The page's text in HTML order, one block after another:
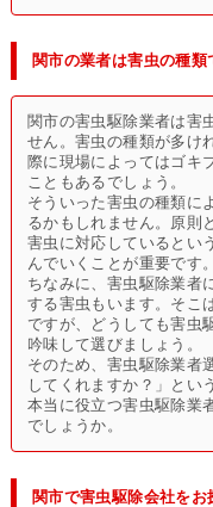
関市の業者は害虫の種類
関市の害虫駆除業者は害
せん。害虫の種類が多け
際に現場によってはゴキ
こともあるでしょう。
そういった害虫の種類に
るかもしれません。原則
害虫に対応しているとい
んでいくことが重要です。
ちなみに、害虫駆除業者
する害虫もいます。そこ
ですが、どうしても害虫
吟味して選びましょう。
そのため、害虫駆除業者
してくれますか？」とい
本当に役立つ害虫駆除業
でしょうか。
関市で害虫駆除会社を